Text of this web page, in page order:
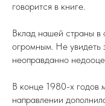
говорится в книге.
Вклад нашей страны в
огромным. Не увидеть
неоправданно
В конце 1980-х годов
направлении